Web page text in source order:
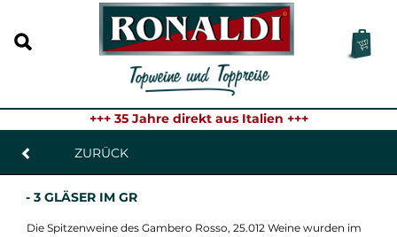
+++ 35 Jahre direkt aus Italien +++
ZURÜCK
- 3 GLÄSER IM GR
Die Spitzenweine des Gambero Rosso, 25.012 Weine wurden im